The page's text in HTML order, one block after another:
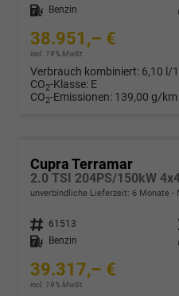
Kraftstoff
Benzin
38.951,– €
incl. 19% MwSt.
Verbrauch kombiniert: 6,10 l/
CO2-Klasse: E
CO2-Emissionen: 139,00 g/km
Cupra Terramar
unverbindliche Lieferzeit: 6 Monate
Fahrzeugnr. 61513
Kraftstoff
Benzin
39.317,– €
incl. 19% MwSt.